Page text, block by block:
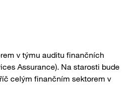
v týmu auditu finančních
Assurance). Na starosti bude
celým finančním sektorem v